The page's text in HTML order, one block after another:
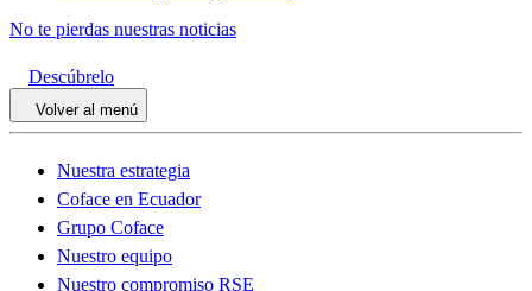
No te pierdas nuestras noticias
Descúbrelo
Volver al menú
Nuestra estrategia
Coface en Ecuador
Grupo Coface
Nuestro equipo
Nuestro compromiso RSE